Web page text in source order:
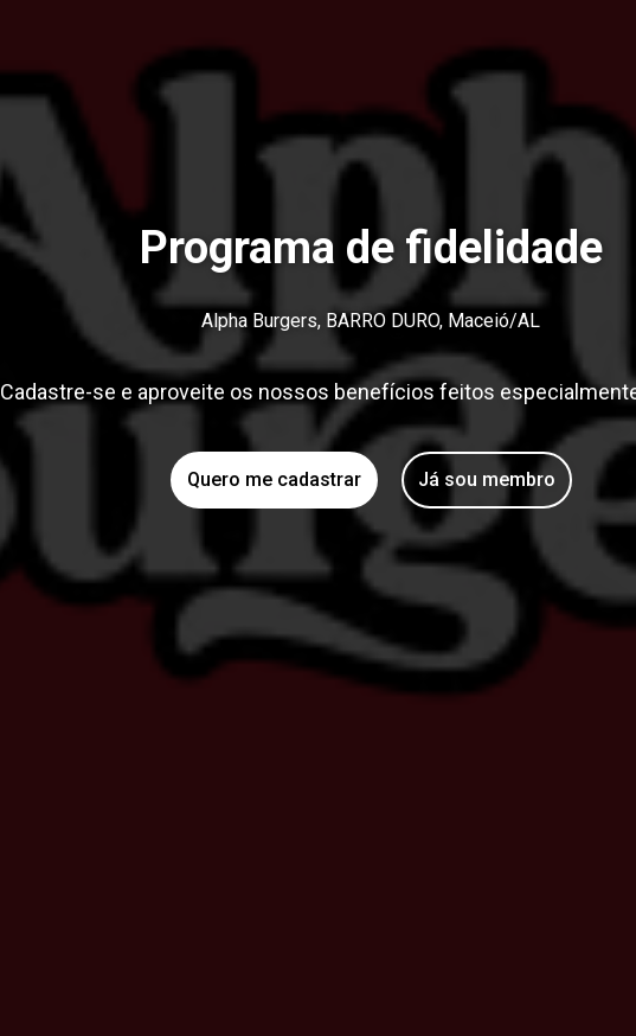
Programa de fidelidade
Alpha Burgers, BARRO DURO, Maceió/AL
Cadastre-se e aproveite os nossos benefícios feitos
Quero me cadastrar Já sou membro